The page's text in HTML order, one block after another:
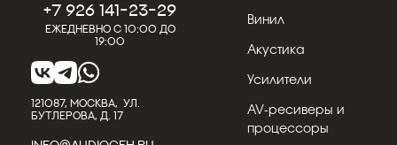
+7 926 141-23-29
Ежедневно с 10:00 до
19:00
121087, МОСКВА, УЛ.
БУТЛЕРОВА, Д. 17
Винил
Акустика
Усилители
AV-ресиверы и
процессоры